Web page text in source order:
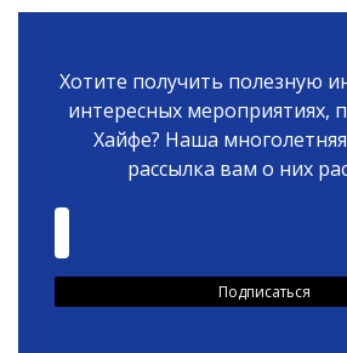
Хотите получить полезную
интересных мероприятиях,
Хайфе? Наша
рассылка вам о них